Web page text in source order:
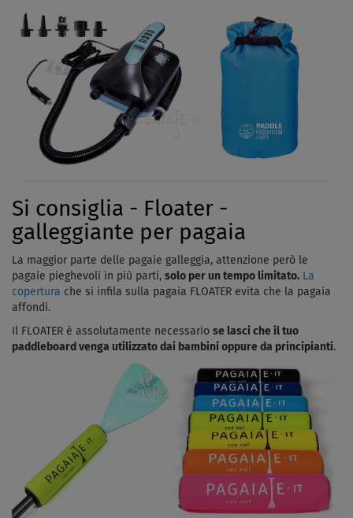
Si consiglia - Floater -
galleggiante per pagaia
La maggior parte delle pagaie galleggia, attenzione però le
pagaie pieghevoli in più parti, solo per un tempo limitato. La
copertura che si infila sulla pagaia FLOATER evita che la pagaia
affondi.
Il FLOATER è assolutamente necessario se lasci che il tuo
paddleboard venga utilizzato dai bambini oppure da principianti.